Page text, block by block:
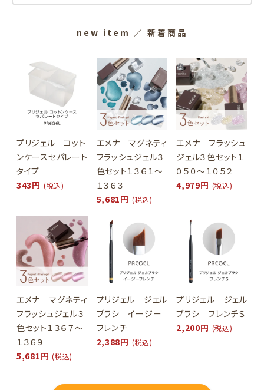
new item ／ 新着商品
プリジェル コット
ンケースセパレート
タイプ
343円 (税込)
エメナ マグネティ
フラッシュジェル３
色セット１３６１～
１３６３
5,681円 (税込)
エメナ フラッシュ
ジェル３色セット１
０５０～１０５２
4,979円 (税込)
エメナ マグネティ
フラッシュジェル３
色セット１３６７～
１３６９
5,681円 (税込)
プリジェル ジェル
ブラシ イージー
フレンチ
2,388円 (税込)
プリジェル ジェル
ブラシ フレンチＳ
2,200円 (税込)